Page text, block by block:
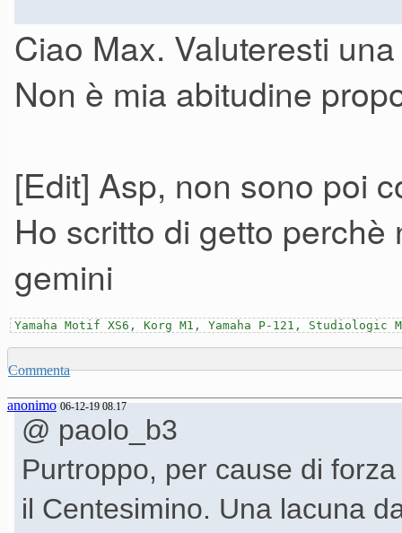
L'annuncio su MM èa
speciale" per i forumer di
Ciao Max. Valuteresti
Non è mia abitudine
[Edit] Asp, non sono poi
Ho scritto di getto
gemini
Yamaha Motif XS6, Korg M1, Yamaha P-121, Studiologic
Commenta
anonimo 06-12-19 08.17
@ paolo_b3
Purtroppo, per cause di
il Centesimino. Una lacuna